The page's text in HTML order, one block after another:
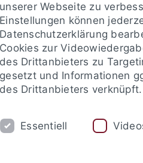
Ethik in
PUBLIKATIONEN
Technikphilosophie & KI
unserer Webseite zu
Einstellungen können
Datenschutzerklärung
Cookies zur
des Drittanbieters zu
gesetzt und Informationen
des Drittanbieters verknüpft.
Essentiell